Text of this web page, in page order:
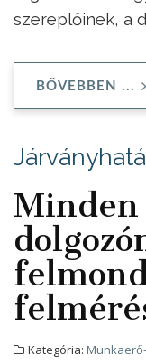
szereplőinek, a
BŐVEBBEN ...
Kategória: